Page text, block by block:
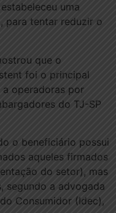
uma
para tentar reduzir o
que o
foi o principal
operadoras por
do TJ-SP
o beneficiário possui
aqueles firmados
do setor), mas
segundo a advogada
Consumidor (Idec),